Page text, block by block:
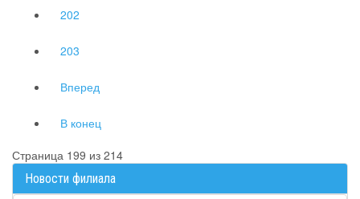
202
203
Вперед
В конец
Страница 199 из 214
Новости филиала